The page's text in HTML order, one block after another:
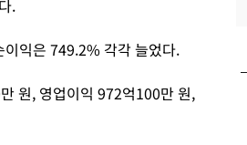
.
익은 749.2% 각각 늘었다.
원, 영업이익 972억100만 원,